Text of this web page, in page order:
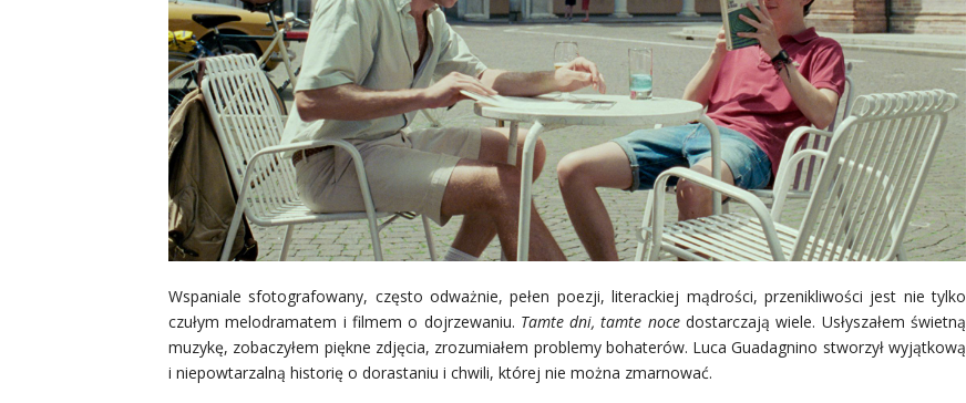
Wspaniale sfotografowany, często odważnie, pełen poezji, literackiej mądrości, przenikliwości jest nie tylko
czułym melodramatem i filmem o dojrzewaniu. Tamte dni, tamte nocedostarczają wiele. Usłyszałem świetną
muzykę, zobaczyłem piękne zdjęcia, zrozumiałem problemy bohaterów. Luca Guadagnino stworzył wyjątkową
i niepowtarzalną historię o dorastaniu i chwili, której nie można zmarnować.